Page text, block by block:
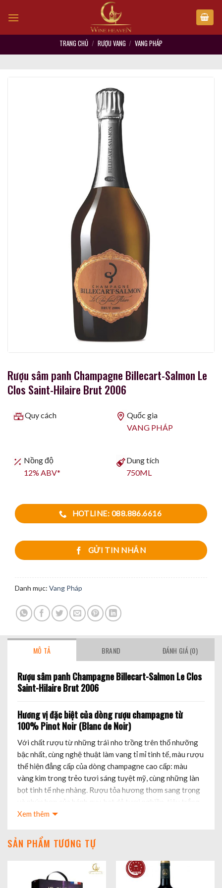
TRANG CHỦ / RƯỢU VANG / VANG PHÁP
Rượu sâm panh Champagne Billecart-Salmon Le
Clos Saint-Hilaire Brut 2006
Quy cách
Quốc gia
VANG PHÁP
Nồng độ
12% ABV*
Dung tích
750ML
HOTLINE: 088.886.6616
GỬI TIN NHẮN
Danh mục: Vang Pháp
MÔ TẢ BRAND ĐÁNH GIÁ (0)
Rượu sâm panh Champagne Billecart-Salmon Le Clos
Saint-Hilaire Brut 2006
Hương vị đặc biệt của dòng rượu champagne từ
100% Pinot Noir (Blanc de Noir)
Với chất rượu từ những trái nho trồng trên thổ nhưỡng
bậc nhất, cùng nghệ thuật làm vang tỉ mỉ tinh tế, màu rượu
thể hiện đẳng cấp của dòng champagne cao cấp: màu
vàng kim trong trẻo tươi sáng tuyệt mỹ, cùng những làn
bọt tinh tế nhẹ nhàng. Rượu tỏa hương thơm sang trọng
và phức hợp của bánh quy, hạt dẻ tươi nghiền, tiêu trắng,
với hương quả đỏ chín mọng cô đọng xen lẫn với hương
hương thơm sang trọng quyến rũ. Vị rượu sắc nét, đầy
đặn, với hương vị trái chanh cam mọng nước, chút siro lê
trắng, quýt, mứt vỏ chanh hòa quyện với chút hương
ngậy nhẹ của hạt mạch và hương gỗ quý. Một dòng rượu
champagne đầy đặn hương vị mà vô cùng tinh tế với dư vị
Xem thêm
SẢN PHẨM TƯƠNG TỰ